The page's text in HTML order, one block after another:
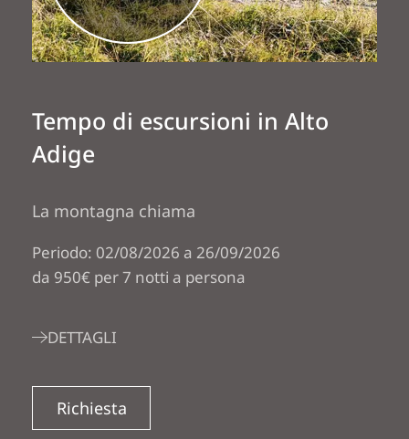
Tempo di escursioni in Alto
Adige
La montagna chiama
Periodo: 02/08/2026 a 26/09/2026
da 950€ per 7 notti a persona
DETTAGLI
Richiesta